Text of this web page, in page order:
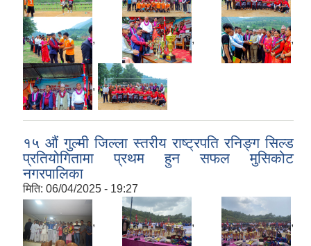
, , ,
,
१५ ‌औं गुल्मी जिल्ला स्तरीय राष्ट्रपति रनिङ्ग सिल्ड
प्रतियोगितामा प्रथम हुन सफल मुसिकोट
नगरपालिका
मिति: 06/04/2025 - 19:27
, , ,